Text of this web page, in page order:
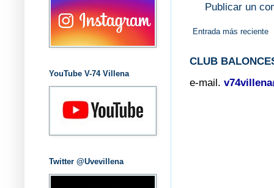
Publicar un
Entrada más reciente
CLUB
e-mail.
YouTube V-74 Villena
Twitter @Uvevillena